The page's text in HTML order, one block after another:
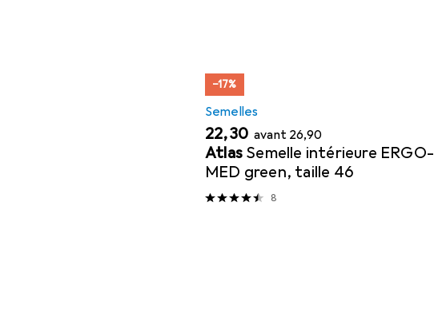
−17%
Semelles
EUR
22,30 avant EUR
26,90
Atlas Semelle intérieure ERGO-
MED green, taille 46
8